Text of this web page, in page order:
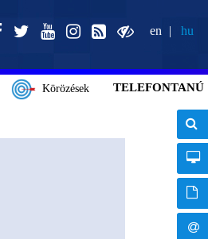
en hu
Körözések TELEFONTANÚ